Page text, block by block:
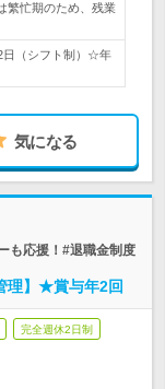
繁忙期のため、残業
（シフト制）☆年
気になる
も応援！#退職金制度
理】★賞与年2回
完全週休2日制